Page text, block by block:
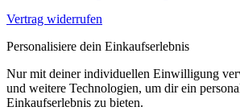
Vertrag widerrufen
Personalisiere dein Einkaufserlebnis
Nur mit deiner individuellen Einwilligung
und weitere Technologien, um dir ein
Einkaufserlebnis zu bieten.